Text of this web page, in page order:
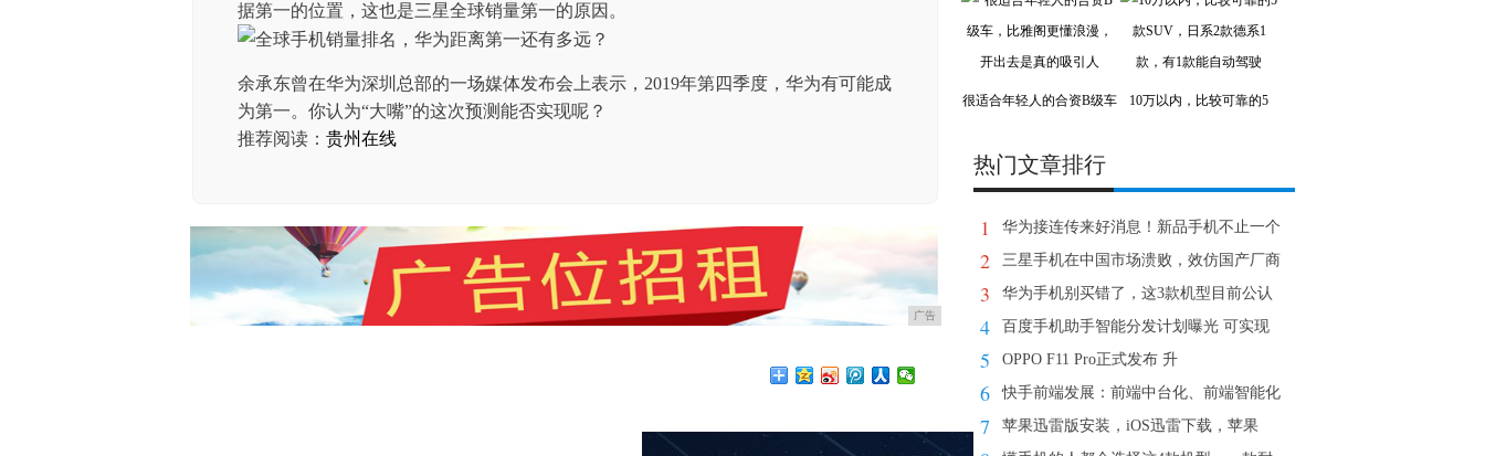
据第一的位置，这也是三星全球销量第一的原因。
余承东曾在华为深圳总部的一场媒体发布会上表示，2019年第四季度，华为有可能成
为第一。你认为“大嘴”的这次预测能否实现呢？
推荐阅读： 贵州在线
广告
很适合年轻人的合资B级车 10万以内，比较可靠的5
热门文章排行
1 华为接连传来好消息！新品手机不止一个
2 三星手机在中国市场溃败，效仿国产厂商
3 华为手机别买错了，这3款机型目前公认
4 百度手机助手智能分发计划曝光 可实现
5 OPPO F11 Pro正式发布 升
6 快手前端发展：前端中台化、前端智能化
7 苹果迅雷版安装，iOS迅雷下载，苹果